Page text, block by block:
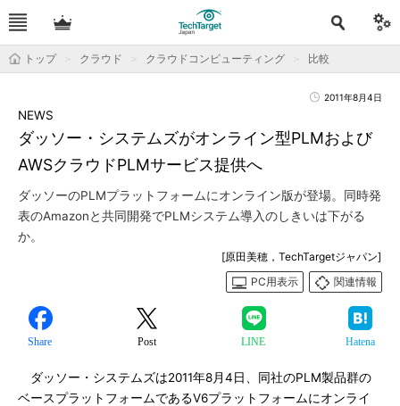
トップ クラウド クラウドコンピューティング 比較
2011年8月4日
ダッソー・システムズがオンライン型PLMおよび
AWSクラウドPLMサービス提供へ
NEWS
ダッソーのPLMプラットフォームにオンライン版が登場。同時発
表のAmazonと共同開発でPLMシステム導入のしきいは下がる
か。
[原田美穂，TechTargetジャパン]
PC用表示
関連情報
Share Post LINE Hatena
ダッソー・システムズは2011年8月4日、同社のPLM製品群の
ベースプラットフォームであるV6プラットフォームにオンライ